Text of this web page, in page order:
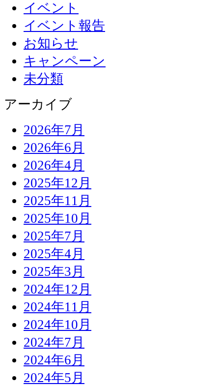
イベント
イベント報告
お知らせ
キャンペーン
未分類
アーカイブ
2026年7月
2026年6月
2026年4月
2025年12月
2025年11月
2025年10月
2025年7月
2025年4月
2025年3月
2024年12月
2024年11月
2024年10月
2024年7月
2024年6月
2024年5月